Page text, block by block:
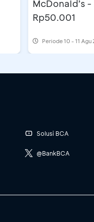
McDonald’s
Rp50.001
Periode10 - 11
Solusi BCA
@BankBCA